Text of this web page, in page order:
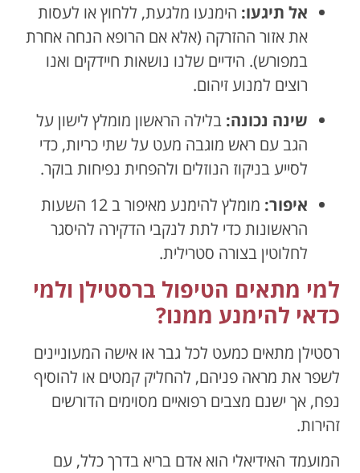
אל תיגעו: הימנעו מלגעת, ללחוץ או לעסות
את אזור ההזרקה (אלא אם הרופא הנחה אחרת
במפורש). הידיים שלנו נושאות חיידקים ואנו
רוצים למנוע זיהום.
שינה נכונה: בלילה הראשון מומלץ לישון על
הגב עם ראש מוגבה מעט על שתי כריות, כדי
לסייע בניקוז הנוזלים ולהפחית נפיחות בוקר.
איפור:
מומלץ להימנע מאיפור ב 12 השעות
הראשונות כדי לתת לנקבי הדקירה להיסגר
לחלוטין בצורה סטרילית.
למי מתאים הטיפול ברסטילן ולמי
כדאי להימנע ממנו?
רסטילן מתאים כמעט לכל גבר או אישה המעוניינים
לשפר את מראה פניהם, להחליק קמטים או להוסיף
נפח, אך ישנם מצבים רפואיים מסוימים הדורשים
זהירות.
המועמד האידיאלי הוא אדם בריא בדרך כלל, עם